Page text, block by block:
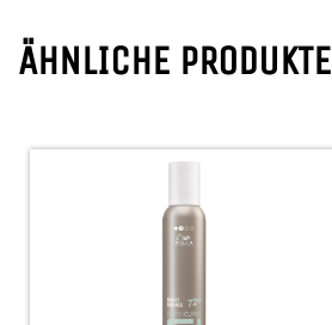
ÄHNLICHE PRODUKTE